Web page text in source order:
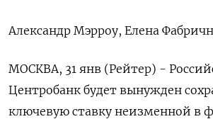
Александр Мэрроу, Елена
МОСКВА, 31 янв (Рейтер) -
Центробанк будет вынужден
ключевую ставку неизменной в